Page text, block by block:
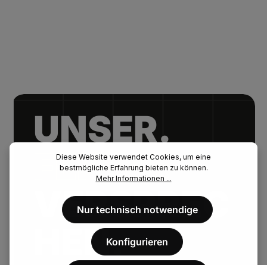
UNSER.
FENAU.
VERSPREC
HEN.
Diese Website verwendet Cookies, um eine
bestmögliche Erfahrung bieten zu können.
Mehr Informationen ...
Nur technisch notwendige
Konfigurieren